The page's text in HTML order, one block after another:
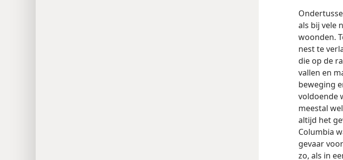
als bij vele
woonden.
nest te
die op de
vallen en
beweging
voldoende
meestal
altijd het
Columbia
gevaar
zo, als in